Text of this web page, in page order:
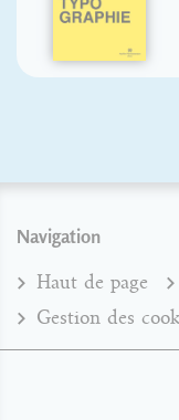
Navigation
Haut de page
Gestion des